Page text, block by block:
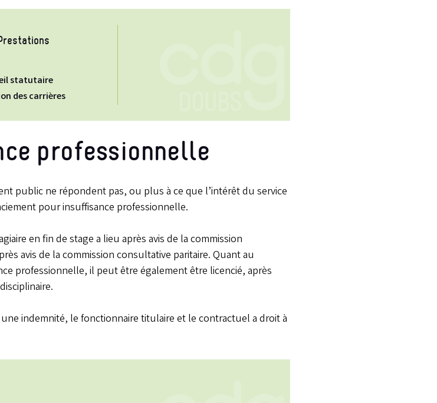
statutaire
des carrières
professionnelle
public ne répondent pas, ou plus à ce que l’intérêt du service
pour insuffisance professionnelle.
en fin de stage a lieu après avis de la commission
avis de la commission consultative paritaire. Quant au
professionnelle, il peut être également être licencié, après
indemnité, le fonctionnaire titulaire et le contractuel a droit à